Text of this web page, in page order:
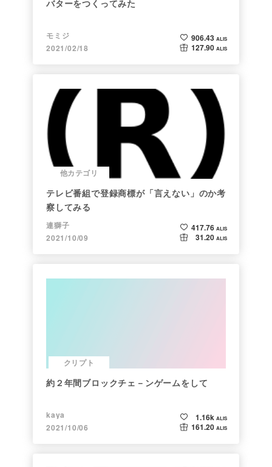
バターをつくってみた
モミジ
2021/02/18
906.43 ALIS
127.90 ALIS
他カテゴリ
テレビ番組で登録商標が「言えない」のか考
察してみる
連獅子
2021/10/09
417.76 ALIS
31.20 ALIS
クリプト
約２年間ブロックチェ－ンゲームをして
kaya
2021/10/06
1.16k ALIS
161.20 ALIS